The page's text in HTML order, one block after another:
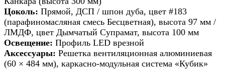
Цоколь: Прямой, ДСП / шпон дуба, цвет #183
(парафиномасляная смесь Бесцветная), высота 97 мм /
ЛМДФ, цвет Дымчатый Супрамат, высота 100 мм
Освещение: Профиль LED врезной
Аксессуары: Решетка вентиляционная алюминиевая
(60 × 484 мм), каркасно-модульная система «Кубик»